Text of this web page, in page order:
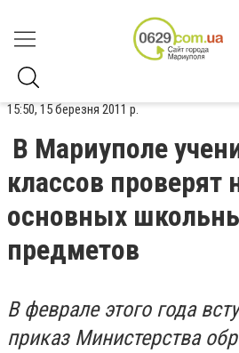
15:50, 15 березня 2011 р.
В Мариуполе
классов проверят
основных
предметов
В феврале этого года
приказ Министерства